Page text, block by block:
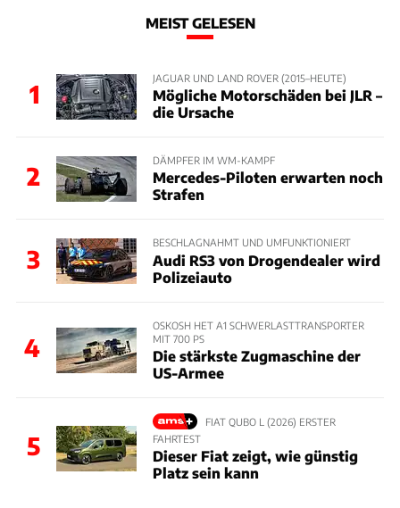
MEIST GELESEN
1
JAGUAR UND LAND ROVER (2015–HEUTE)
Mögliche Motorschäden bei JLR –
die Ursache
2
DÄMPFER IM WM-KAMPF
Mercedes-Piloten erwarten noch
Strafen
3
BESCHLAGNAHMT UND UMFUNKTIONIERT
Audi RS3 von Drogendealer wird
Polizeiauto
4
OSKOSH HET A1 SCHWERLASTTRANSPORTER
MIT 700 PS
Die stärkste Zugmaschine der
US-Armee
5
FIAT QUBO L (2026) ERSTER
FAHRTEST
Dieser Fiat zeigt, wie günstig
Platz sein kann